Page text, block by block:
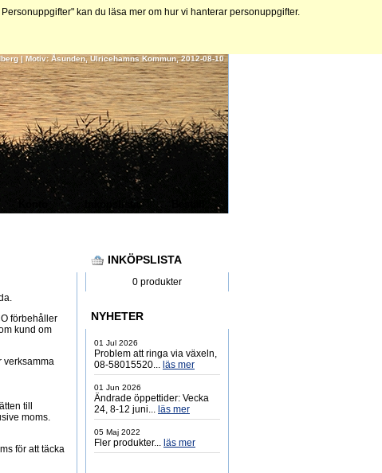
kan du läsa mer om hur vi hanterar personuppgifter.
| Motiv: Åsunden, Ulricehamns Kommun, 2012-08-10
Inköpslista
INKÖPSLISTA
0 produkter
NYHETER
01 Jul 2026
Problem att ringa via växeln,
08-58015520... läs mer
01 Jun 2026
Ändrade öppettider: Vecka
24, 8-12 juni... läs mer
05 Maj 2022
Fler produkter... läs mer
förbehåller
kund om
verksamma
till
moms.
för att täcka